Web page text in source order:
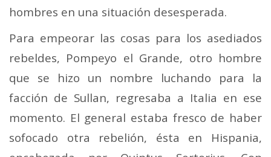
hombres en una situación desesperada.
Para empeorar las cosas para los asediados
rebeldes, Pompeyo el Grande, otro hombre
que se hizo un nombre luchando para la
facción de Sullan, regresaba a Italia en ese
momento. El general estaba fresco de haber
sofocado otra rebelión, ésta en Hispania,